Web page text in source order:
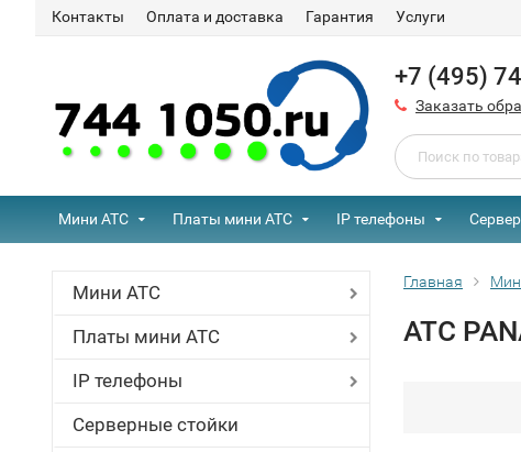
Контакты Оплата и доставка Гарантия Услуги
+7 (495)
Заказать
Мини АТС Платы мини АТС IP телефоны
Мини АТС
Платы мини АТС
IP телефоны
Серверные стойки
Главная
АТС